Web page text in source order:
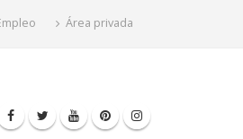
Área privada